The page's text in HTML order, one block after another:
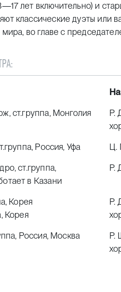
лет включительно) и
классические дуэты или
мира, во главе с
ст.группа, Монголия
Р.
Россия, Уфа Ц.
ст.группа,
в Казани
Р.
Корея
Корея
Р.
Россия, Москва
Р.